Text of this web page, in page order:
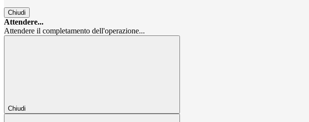
Chiudi
Attendere...
Attendere il completamento dell'operazione...
Chiudi